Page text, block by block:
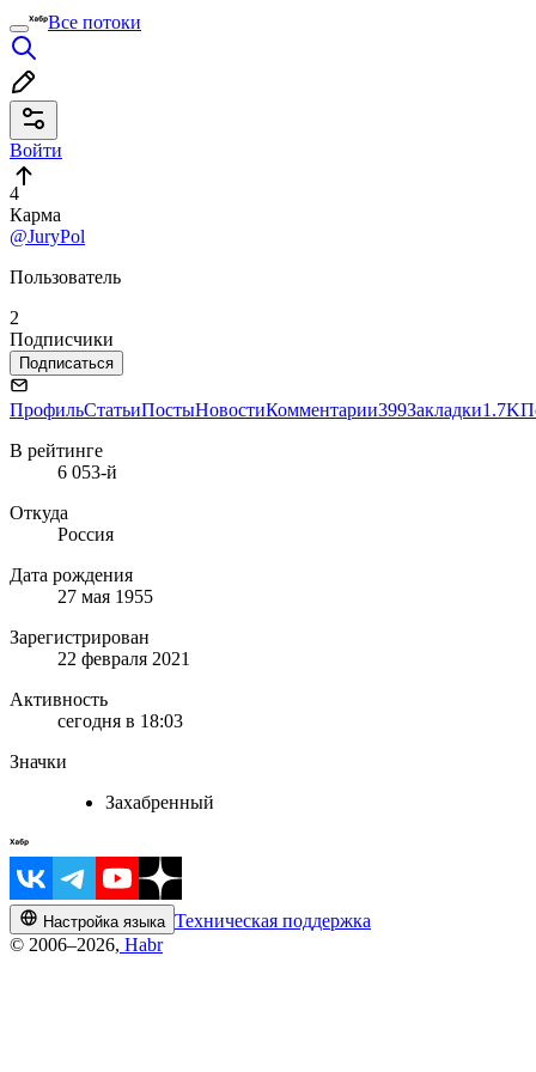
Все потоки
Войти
4
Карма
@JuryPol
Пользователь
2
Подписчики
Подписаться
ПрофильСтатьиПостыНовостиКомментарии399Закладки1.7K
В рейтинге
6 053-й
Откуда
Россия
Дата рождения
27 мая 1955
Зарегистрирован
22 февраля 2021
Активность
сегодня в 18:03
Значки
Захабренный
Настройка языка Техническая поддержка
© 2006–2026, Habr